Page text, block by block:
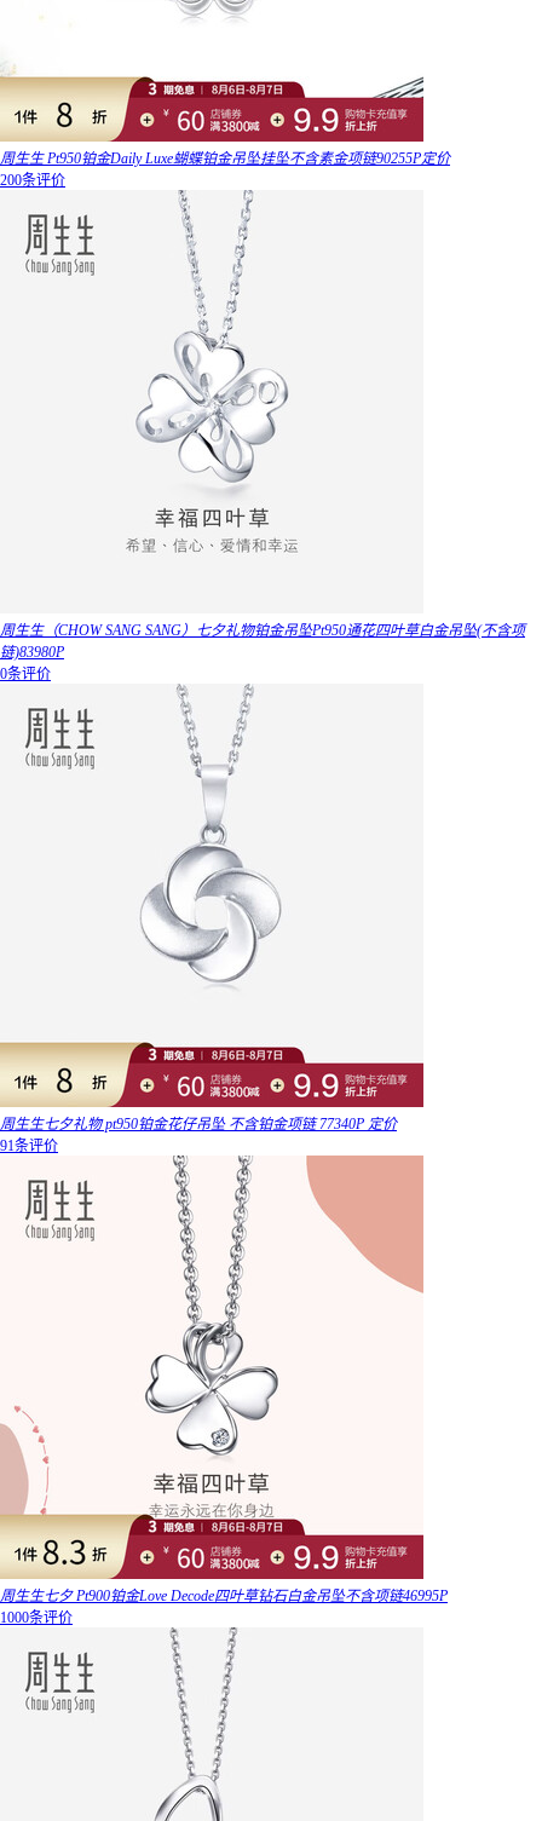
周生生 Pt950铂金Daily Luxe蝴蝶铂金吊坠挂坠不含素金项链90255P定价
200条评价
周生生（CHOW SANG SANG）七夕礼物铂金吊坠Pt950通花四叶草白金吊坠(不含项
链)83980P
0条评价
周生生七夕礼物 pt950铂金花仔吊坠 不含铂金项链 77340P 定价
91条评价
周生生七夕 Pt900铂金Love Decode四叶草钻石白金吊坠不含项链46995P
1000条评价